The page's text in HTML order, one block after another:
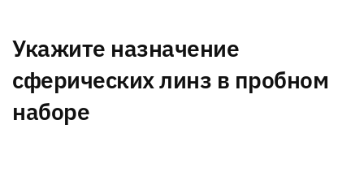
Укажите назначение
сферических линз в пробном
наборе